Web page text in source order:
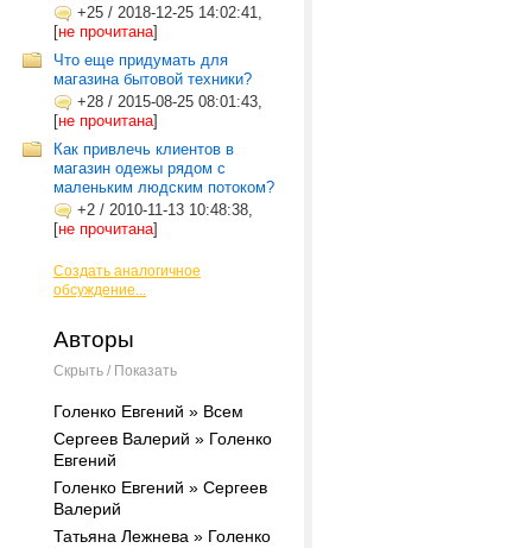
+25 / 2018-12-25 14:02:41,
[не прочитана]
Что еще придумать для
магазина бытовой техники?
+28 / 2015-08-25 08:01:43,
[не прочитана]
Как привлечь клиентов в
магазин одежы рядом с
маленьким людским потоком?
+2 / 2010-11-13 10:48:38,
[не прочитана]
Создать аналогичное
обсуждение...
Авторы
Скрыть / Показать
Голенко Евгений » Всем
Сергеев Валерий » Голенко
Евгений
Голенко Евгений » Сергеев
Валерий
Татьяна Лежнева » Голенко